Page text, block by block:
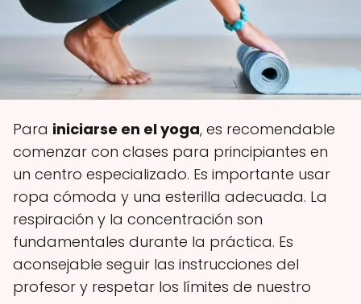
Para iniciarse en el yoga, es recomendable
comenzar con clases para principiantes en
un centro especializado. Es importante usar
ropa cómoda y una esterilla adecuada. La
respiración y la concentración son
fundamentales durante la práctica. Es
aconsejable seguir las instrucciones del
profesor y respetar los límites de nuestro